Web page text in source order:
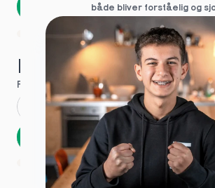
Næste
Spring over
1 ud af 9 for at finde den
Hvad hedder du?
Fornavn Efternavn*
Næste
Opbevares sikkert - oplysninger deles
1 ud af 9 for at finde den
både bliver forståelig og